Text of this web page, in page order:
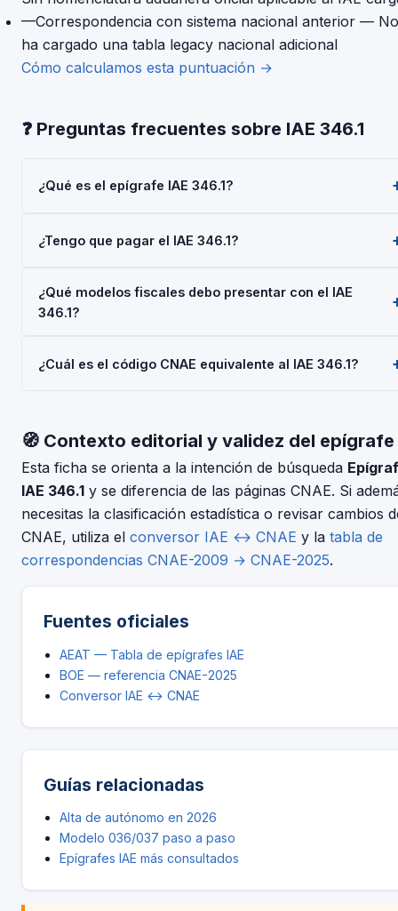
—Correspondencia con sistema nacional anterior —
ha cargado una tabla legacy nacional adicional
Cómo calculamos esta puntuación →
❓ Preguntas frecuentes sobre IAE 346.1
¿Qué es el epígrafe IAE 346.1?
pertenece a la Actividades Empresariales del Impuesto sobre
empresa o autónomo que realice esta actividad debe darse
de alta mediante el Modelo 036 o 037.
¿Tengo que pagar el IAE 346.1?
pago del IAE. Las sociedades con cifra de negocios inferior
1.000.000 €/año también están exentas. No obstante, el alta
económica.
¿Qué modelos fiscales debo presentar con el IAE
346.1?
036/037 (alta), Modelo 303 (IVA trimestral), Modelo 130 o 131
¿Cuál es el código CNAE equivalente al IAE 346.1?
código CNAE-2025 que corresponde al epígrafe 346.1 —
Lamparas Electricas.
🧭 Contexto editorial y validez del epígrafe
Esta ficha se orienta a la intención de búsqueda
IAE 346.1 y se diferencia de las páginas CNAE. Si
necesitas la clasificación estadística o revisar cambios
CNAE, utiliza el conversor IAE ↔ CNAE y la tabla de
correspondencias CNAE-2009 → CNAE-2025.
Fuentes oficiales
AEAT — Tabla de epígrafes IAE
BOE — referencia CNAE-2025
Conversor IAE ↔ CNAE
Guías relacionadas
Alta de autónomo en 2026
Modelo 036/037 paso a paso
Epígrafes IAE más consultados